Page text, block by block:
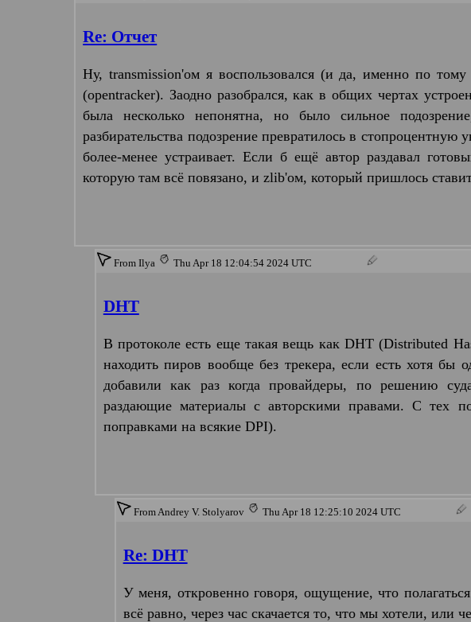
Re: Отчет
Ну, transmission'ом я воспользовался (и да, именно по тому
(opentracker). Заодно разобрался, как в общих чертах
была несколько непонятна, но было сильное
разбирательства подозрение превратилось в стопроцентную
более-менее устраивает. Если б ещё автор раздавал
которую там всё повязано, и zlib'ом, который пришлось
From Ilya Thu Apr 18 12:04:54 2024 UTC
DHT
В протоколе есть еще такая вещь как DHT (Distributed
находить пиров вообще без трекера, если есть хотя бы
добавили как раз когда провайдеры, по решению
раздающие материалы с авторскими правами. С тех
поправками на всякие DPI).
From Andrey V. Stolyarov Thu Apr 18 12:25:10 2024 UTC
Re: DHT
У меня, откровенно говоря, ощущение, что
всё равно, через час скачается то, что мы хотели, или